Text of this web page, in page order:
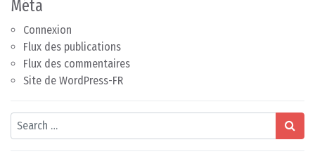
Méta
Connexion
Flux des publications
Flux des commentaires
Site de WordPress-FR
Search